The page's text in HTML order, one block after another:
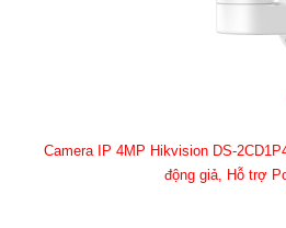
Camera IP 4MP Hikvision DS-
động giả, Hỗ trợ